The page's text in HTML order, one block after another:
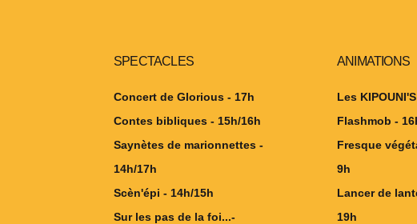
SPECTACLES
Concert de Glorious - 17h
Contes bibliques - 15h/16h
Saynètes de marionnettes -
14h/17h
Scèn'épi - 14h/15h
Sur les pas de la foi...-
ANIMATIONS
Les
Flashmob -
Fresque
9h
Lancer de
19h